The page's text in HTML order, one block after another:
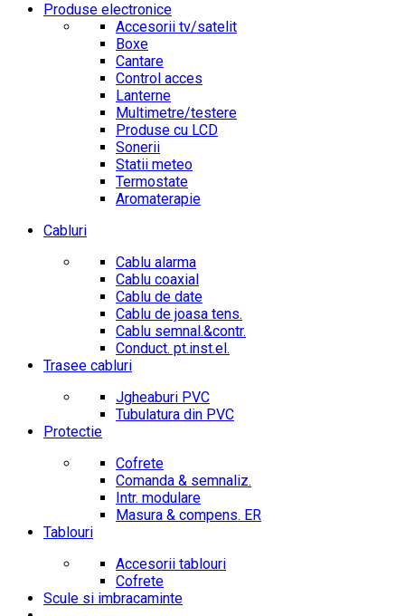
Produse electronice
Accesorii tv/satelit
Boxe
Cantare
Control acces
Lanterne
Multimetre/testere
Produse cu LCD
Sonerii
Statii meteo
Termostate
Aromaterapie
Cabluri
Cablu alarma
Cablu coaxial
Cablu de date
Cablu de joasa tens.
Cablu semnal.&contr.
Conduct. pt.inst.el.
Trasee cabluri
Jgheaburi PVC
Tubulatura din PVC
Protectie
Cofrete
Comanda & semnaliz.
Intr. modulare
Masura & compens. ER
Tablouri
Accesorii tablouri
Cofrete
Scule si imbracaminte